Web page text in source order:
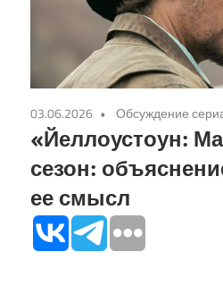
03.06.2026 Обсуждение
«Йеллоустоун:
сезон:
ее смысл